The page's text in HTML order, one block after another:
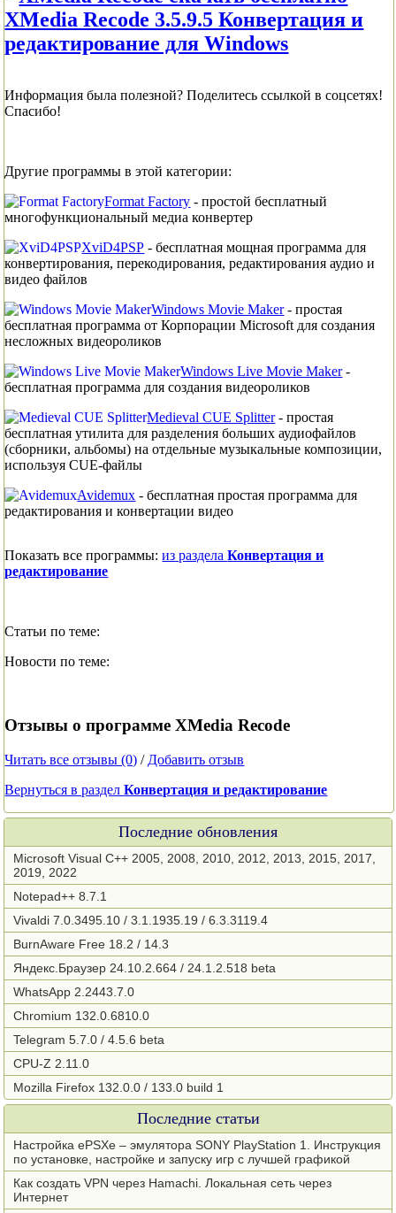
Информация была полезной? Поделитесь ссылкой в соцсетях!
Спасибо!
Другие программы в этой категории:
Format Factory - простой бесплатный
многофункциональный медиа конвертер
XviD4PSP - бесплатная мощная программа для
конвертирования, перекодирования, редактирования аудио и
видео файлов
Windows Movie Maker- простая
бесплатная программа от Корпорации Microsoft для создания
несложных видеороликов
Windows Live Movie Maker-
бесплатная программа для создания видеороликов
Medieval CUE Splitter- простая
бесплатная утилита для разделения больших аудиофайлов
(сборники, альбомы) на отдельные музыкальные композиции,
используя CUE-файлы
Avidemux - бесплатная простая программа для
редактирования и конвертации видео
Показать все программы:из разделаКонвертация и
редактирование
Статьи по теме:
Новости по теме:
Отзывы о программеXMedia Recode
Читать все отзывы (0) / Добавить отзыв
Вернуться в разделКонвертация и редактирование
Последние обновления
Microsoft Visual C++ 2005, 2008, 2010, 2012, 2013, 2015, 2017,
2019, 2022
Notepad++ 8.7.1
Vivaldi 7.0.3495.10 / 3.1.1935.19 / 6.3.3119.4
BurnAware Free 18.2 / 14.3
Яндекс.Браузер 24.10.2.664 / 24.1.2.518 beta
WhatsApp 2.2443.7.0
Chromium 132.0.6810.0
Telegram 5.7.0 / 4.5.6 beta
CPU-Z 2.11.0
Mozilla Firefox 132.0.0 / 133.0 build 1
Последние статьи
Настройка ePSXe – эмулятора SONY PlayStation 1. Инструкция
по установке, настройке и запуску игр с лучшей графикой
Как создать VPN через Hamachi. Локальная сеть через
Интернет